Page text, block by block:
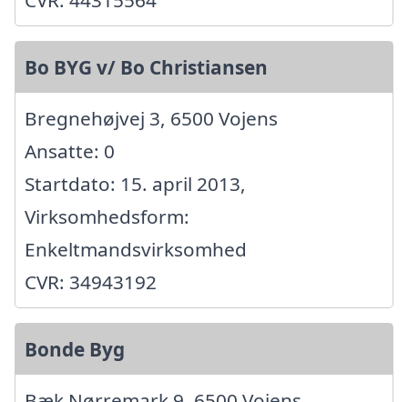
Bo BYG v/ Bo Christiansen
Bregnehøjvej 3, 6500 Vojens
Ansatte: 0
Startdato: 15. april 2013,
Virksomhedsform:
Enkeltmandsvirksomhed
CVR: 34943192
Bonde Byg